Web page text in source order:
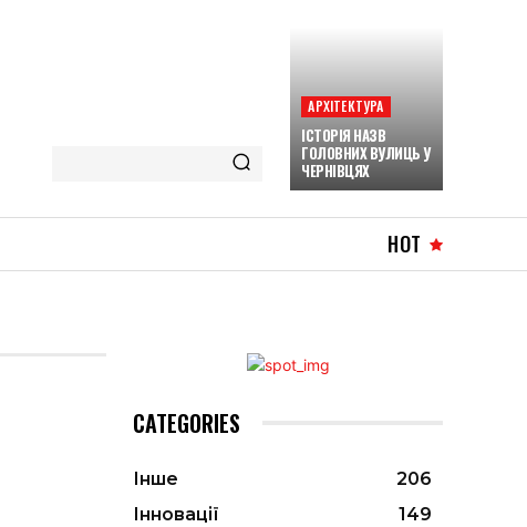
АРХІТЕКТУРА
ІСТОРІЯ НАЗВ
ГОЛОВНИХ ВУЛИЦЬ У
ЧЕРНІВЦЯХ
HOT
CATEGORIES
Інше
206
Інновації
149